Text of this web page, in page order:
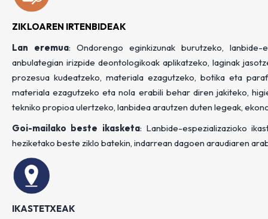
ZIKLOAREN IRTENBIDEAK
Lan eremua: Ondorengo eginkizunak burutzeko,
anbulategian irizpide deontologikoak aplikatzeko, laginak
prozesua kudeatzeko, materiala ezagutzeko, botika eta
materiala ezagutzeko eta nola erabili behar diren jakiteko,
tekniko propioa ulertzeko, lanbidea arautzen duten legeak,
Goi-mailako beste ikasketa: Lanbide-espezializazioko
heziketako beste ziklo batekin, indarrean dagoen araudiaren
IKASTETXEAK